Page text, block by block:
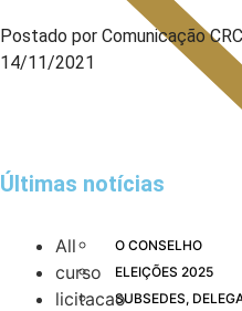
O CONSELHO
ELEIÇÕES 2025
SUBSEDES,
Postado por Comunicação
14/11/2021
Últimas notícias
All
curso
licitacao